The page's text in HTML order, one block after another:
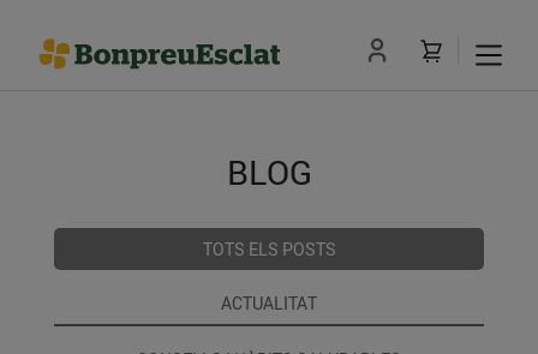
BLOG
TOTS ELS POSTS
ACTUALITAT